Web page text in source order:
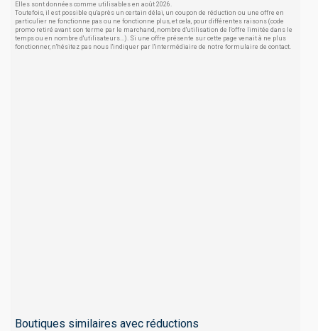
Elles sont données comme utilisables en août 2026.
Toutefois, il est possible qu'après un certain délai, un coupon de réduction ou une offre en
particulier ne fonctionne pas ou ne fonctionne plus, et cela, pour différentes raisons (code
promo retiré avant son terme par le marchand, nombre d'utilisation de l'offre limitée dans le
temps ou en nombre d'utilisateurs...). Si une offre présente sur cette page venait à ne plus
fonctionner, n'hésitez pas nous l'indiquer par l'intermédiaire de notre formulaire de contact.
Boutiques similaires avec réductions